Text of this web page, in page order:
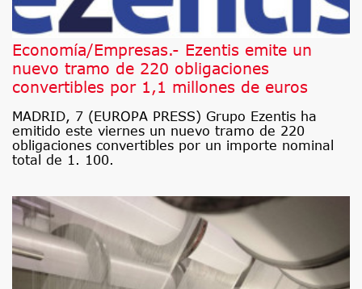
Economía/Empresas.- Ezentis emite un
nuevo tramo de 220 obligaciones
convertibles por 1,1 millones de euros
MADRID, 7 (EUROPA PRESS) Grupo Ezentis ha
emitido este viernes un nuevo tramo de 220
obligaciones convertibles por un importe nominal
total de 1. 100.